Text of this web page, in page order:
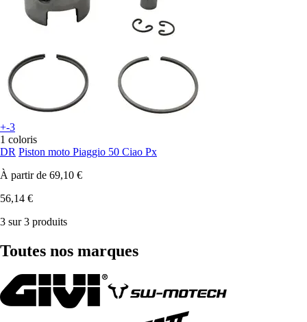
+-3
1 coloris
DR Piston moto Piaggio 50 Ciao Px
À partir de 69,10 €
56,14 €
3 sur 3 produits
Toutes nos marques